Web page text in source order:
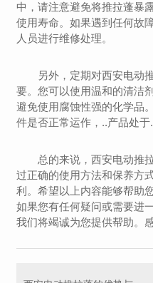
中，请注意避免将推拉蓬暴
使用寿命。如果遇到任何故
人员进行维修处理。
另外，定期对西安电动
要。您可以使用温和的清洁
避免使用腐蚀性强的化学品
件是否正常运作，..产品处于
总的来说，西安电动推
过正确的使用方法和保养方
利。希望以上内容能够帮助
如果您有任何疑问或需要进
我们将竭诚为您提供帮助。